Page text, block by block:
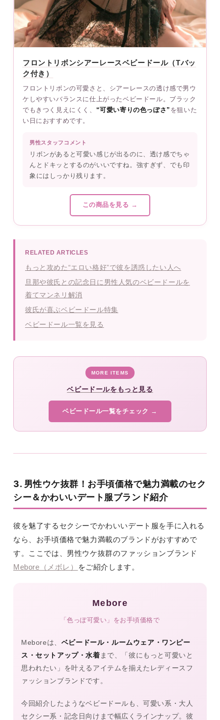
フロントリボンシアーレースベビードール（Tバッ
ク付き）
フロントリボンの可愛さと、シアーレースの透け感で男ウ
ケしやすいバランスに仕上がったベビードール。ブラック
でもきつく見えにくく、 “可愛い寄りの色っぽさ” を狙いた
い日におすすめです。
男性スタッフコメント
リボンがあると可愛い感じが出るのに、透け感でちゃ
んとドキッとするのがいいですね。強すぎず、でも印
象にはしっかり残ります。
この商品を見る →
RELATED ARTICLES
もっと攻めた“エロい格好”で彼を誘惑したい人へ
旦那や彼氏との記念日に男性人気のベビードールを
着てマンネリ解消
彼氏が喜ぶベビードール特集
ベビードール一覧を見る
MORE ITEMS
ベビードールをもっと見る
ベビードール一覧をチェック →
3. 男性ウケ抜群！お手頃価格で魅力満載のセク
シー＆かわいいデート服ブランド紹介
彼を魅了するセクシーでかわいいデート服を手に入れる
なら、お手頃価格で魅力満載のブランドがおすすめで
す。ここでは、男性ウケ抜群のファッションブランド
Mebore（メボレ）
をご紹介します。
Mebore
「色っぽ可愛い」をお手頃価格で
Meboreは、 ベビードール・ルームウェア・ワンピー
ス・セットアップ・水着 まで、「彼にもっと可愛いと
思われたい」を叶えるアイテムを揃えたレディースフ
ァッションブランドです。
今回紹介したようなベビードールも、可愛い系・大人
セクシー系・記念日向けまで幅広くラインナップ。彼